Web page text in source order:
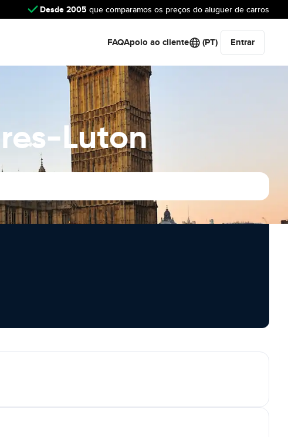
Desde 2005 que comparamos os preços do aluguer de carros
FAQApoio ao cliente (PT) Entrar
Luton